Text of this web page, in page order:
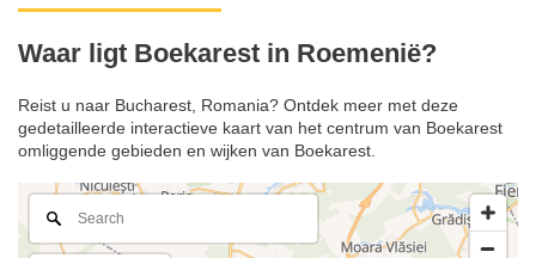
Waar ligt Boekarest in Roemenië?
Reist u naar Bucharest, Romania? Ontdek meer met deze
gedetailleerde interactieve kaart van het centrum van Boekarest
omliggende gebieden en wijken van Boekarest.